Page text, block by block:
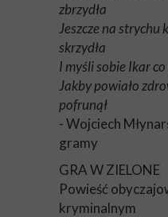
zbrzydła
Jeszcze na strychu
skrzydła
I myśli sobie Ikar
Jakby powiało
pofrunął
- Wojciech
gramy
GRA W ZIELONE
Powieść
kryminalnym